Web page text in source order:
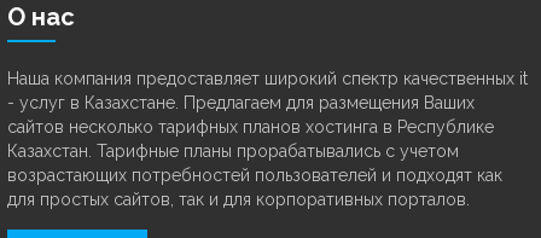
О нас
Наша компания предоставляет широкий спектр качественных it
- услуг в Казахстане. Предлагаем для размещения Ваших
сайтов несколько тарифных планов хостинга в Республике
Казахстан. Тарифные планы прорабатывались с учетом
возрастающих потребностей пользователей и подходят как
для простых сайтов, так и для корпоративных порталов.